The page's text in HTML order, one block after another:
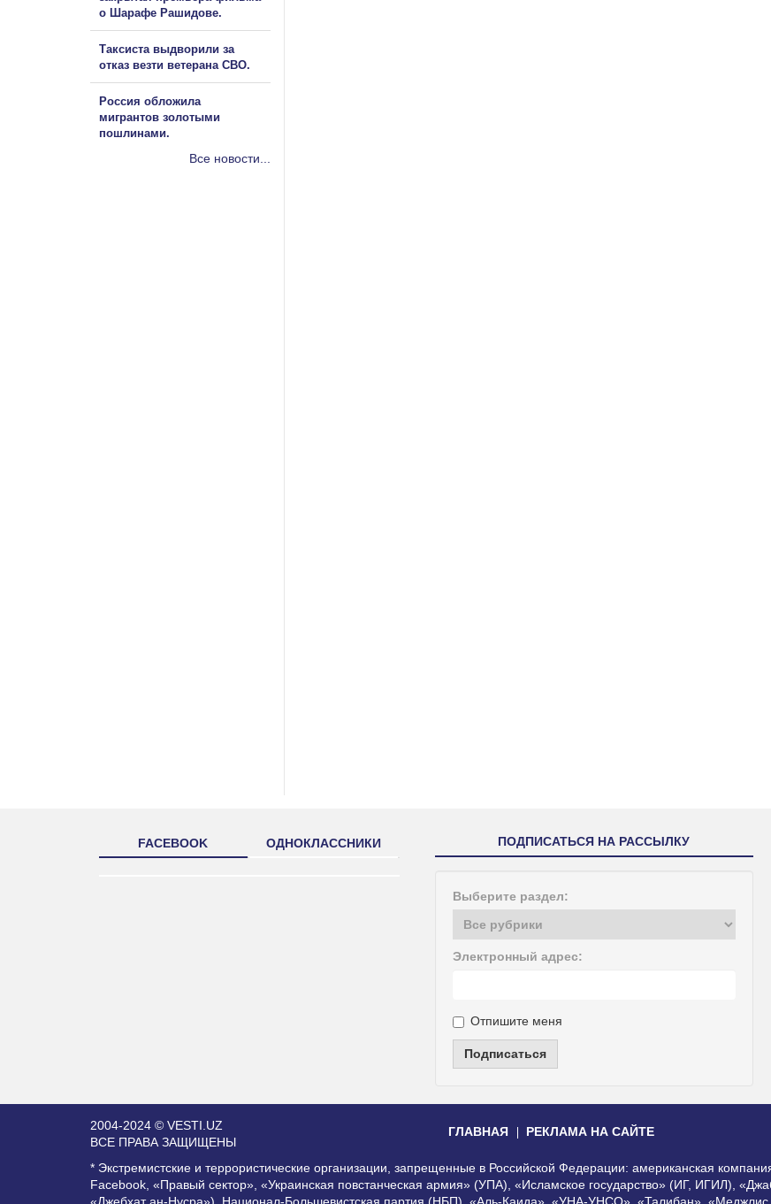
о Шарафе Рашидове.
Таксиста выдворили за
отказ везти ветерана СВО.
Россия обложила
мигрантов золотыми
пошлинами.
Все новости...
FACEBOOK ОДНОКЛАССНИКИ ПОДПИСАТЬСЯ НА РАССЫЛКУ
Выберите раздел:
Электронный адрес:
Отпишите меня
Подписаться
2004-2024 © VESTI.UZ
ВСЕ ПРАВА ЗАЩИЩЕНЫ
ГЛАВНАЯ РЕКЛАМА НА САЙТЕ
* Экстремистские и террористические организации, запрещенные в Российской Федерации: американская
Facebook, «Правый сектор», «Украинская повстанческая армия» (УПА), «Исламское государство» (ИГ, ИГИЛ),
«Джебхат ан-Нусра»), Национал-Большевистская партия (НБП), «Аль-Каида», «УНА-УНСО», «Талибан», «Меджлис